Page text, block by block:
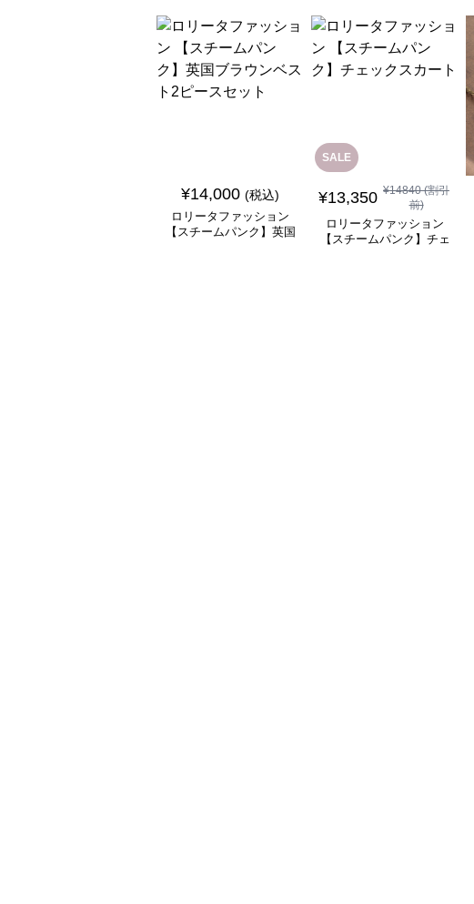
¥14,000 (税込)
ロリータファッション
【スチームパンク】英国
SALE
¥13,350 ¥14840(割引
前)
ロリータファッション
【スチームパンク】チェ